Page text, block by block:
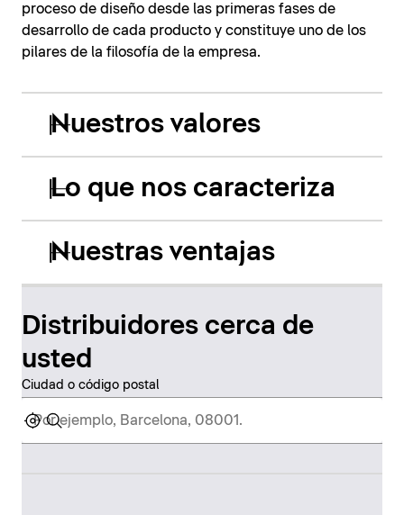
proceso de diseño desde las primeras fases de
desarrollo de cada producto y constituye uno de los
pilares de la filosofía de la empresa.
Nuestros valores
Lo que nos caracteriza
Nuestras ventajas
Distribuidores cerca de
usted
Ciudad o código postal